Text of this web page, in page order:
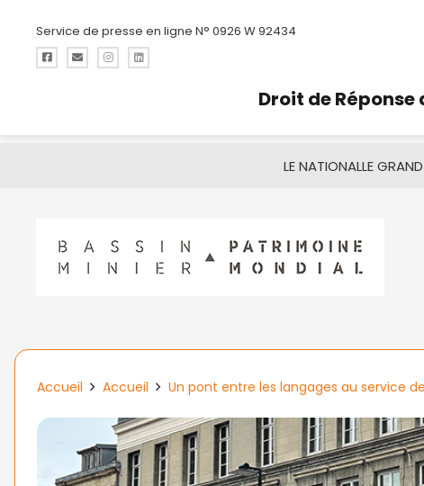
Service de presse en ligne N° 0926 W 92434
Droit de
LE NATIONALLE
Accueil Accueil Un pont entre les langages au service